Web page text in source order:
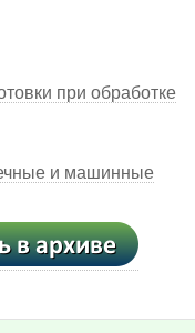
при обработке
и машинные